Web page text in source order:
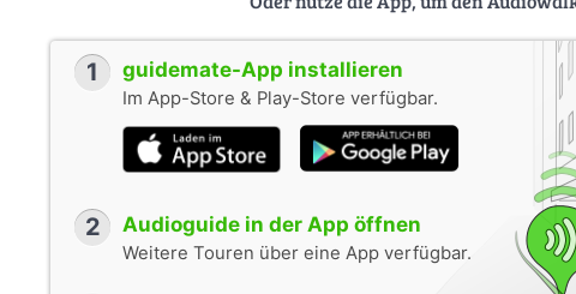
1 guidemate-App installieren
Im App-Store & Play-Store verfügbar.
2 Audioguide in der App öffnen
Weitere Touren über eine App verfügbar.